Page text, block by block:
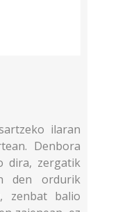
ilaran
Denbora
dira, zergatik
den ordurik
zenbat balio